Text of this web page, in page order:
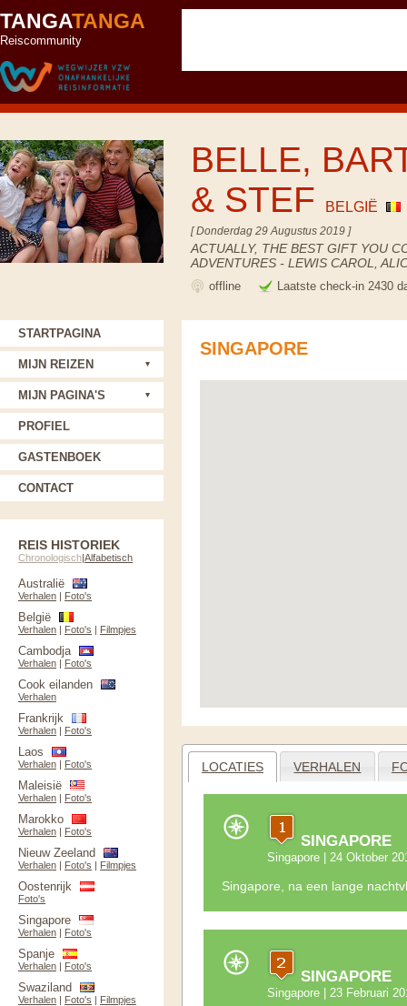
TANGATANGA
Reiscommunity
BELLE,
& STEF
BELGIË
[ Donderdag 29 Augustus 2019 ]
ACTUALLY, THE BEST GIFT YOU
ADVENTURES - LEWIS CAROL,
offline Laatste check-in 2430
SINGAPORE
LOCATIES VERHALEN
SINGAPORE
Singapore| 24 Oktober
Singapore, na een lange
SINGAPORE
Singapore| 23 Februari
STARTPAGINA
MIJN REIZEN
MIJN PAGINA'S
PROFIEL
GASTENBOEK
CONTACT
REIS HISTORIEK
Chronologisch|Alfabetisch
Australië
Verhalen | Foto's
België
Verhalen | Foto's | Filmpjes
Cambodja
Verhalen | Foto's
Cook eilanden
Verhalen
Frankrijk
Verhalen | Foto's
Laos
Verhalen | Foto's
Maleisië
Verhalen | Foto's
Marokko
Verhalen | Foto's
Nieuw Zeeland
Verhalen | Foto's | Filmpjes
Oostenrijk
Foto's
Singapore
Verhalen | Foto's
Spanje
Verhalen | Foto's
Swaziland
Verhalen | Foto's | Filmpjes